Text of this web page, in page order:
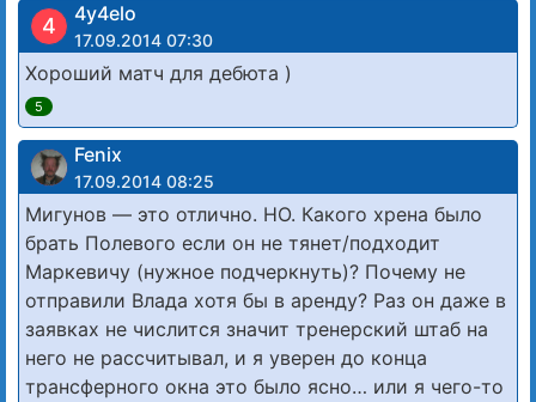
4 4y4elo
17.09.2014 07:30
Хороший матч для дебюта )
5
Fenix
17.09.2014 08:25
Мигунов — это отлично. НО. Какого хрена было
брать Полевого если он не тянет/подходит
Маркевичу (нужное подчеркнуть)? Почему не
отправили Влада хотя бы в аренду? Раз он даже в
заявках не числится значит тренерский штаб на
него не рассчитывал, и я уверен до конца
трансферного окна это было ясно… или я чего-то